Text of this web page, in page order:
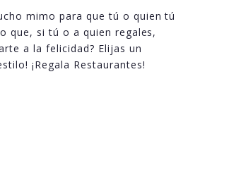
mimo para que tú o quien tú
que, si tú o a quien regales,
a la felicidad? Elijas un
¡Regala Restaurantes!